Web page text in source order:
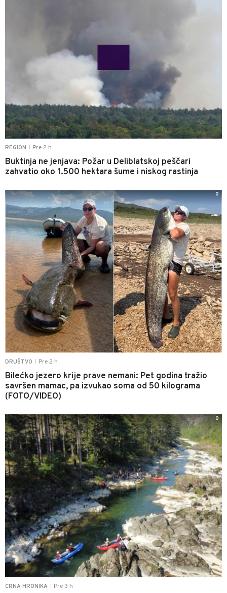
REGION Pre 2 h
Buktinja ne jenjava: Požar u Deliblatskoj peščari
zahvatio oko 1.500 hektara šume i niskog rastinja
DRUŠTVO Pre 2 h
Bilećko jezero krije prave nemani: Pet godina tražio
savršen mamac, pa izvukao soma od 50 kilograma
(FOTO/VIDEO)
0
CRNA HRONIKA Pre 3 h
0